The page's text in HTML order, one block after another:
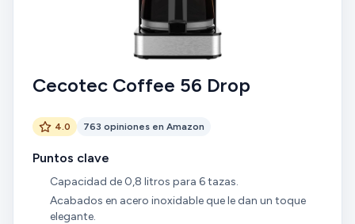
Cecotec Coffee 56 Drop
4.0 763 opiniones en Amazon
Puntos clave
Capacidad de 0,8 litros para 6 tazas.
Acabados en acero inoxidable que le dan un toque
elegante.